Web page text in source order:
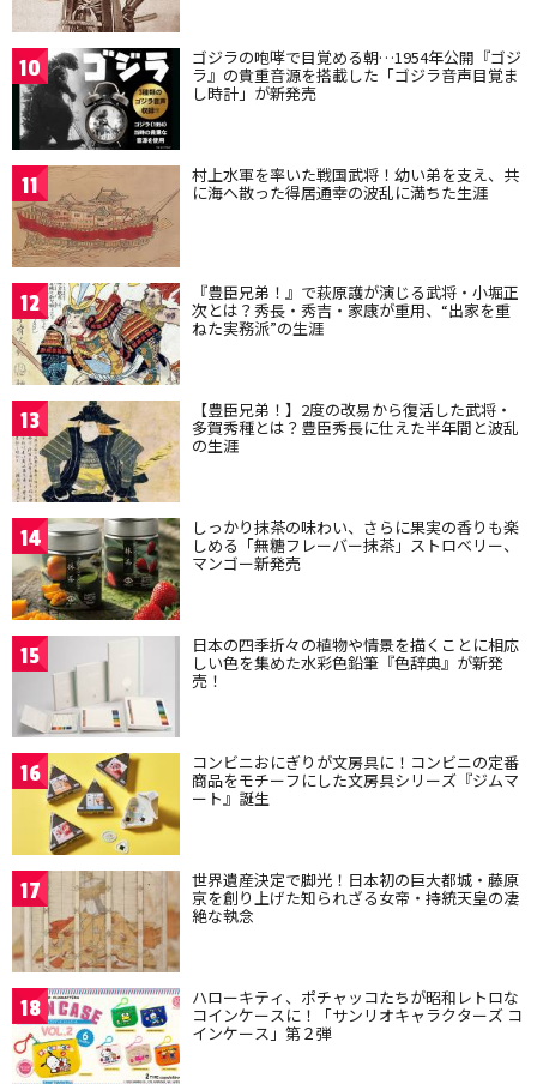
10 ゴジラの咆哮で目覚める朝…1954年公開『ゴジ
ラ』の貴重音源を搭載した「ゴジラ音声目覚ま
し時計」が新発売
11 村上水軍を率いた戦国武将！幼い弟を支え、共
に海へ散った得居通幸の波乱に満ちた生涯
12 『豊臣兄弟！』で萩原護が演じる武将・小堀正
次とは？秀長・秀吉・家康が重用、“出家を重
ねた実務派”の生涯
13 【豊臣兄弟！】2度の改易から復活した武将・
多賀秀種とは？豊臣秀長に仕えた半年間と波乱
の生涯
14 しっかり抹茶の味わい、さらに果実の香りも楽
しめる「無糖フレーバー抹茶」ストロベリー、
マンゴー新発売
15 日本の四季折々の植物や情景を描くことに相応
しい色を集めた水彩色鉛筆『色辞典』が新発
売！
16 コンビニおにぎりが文房具に！コンビニの定番
商品をモチーフにした文房具シリーズ『ジムマ
ート』誕生
17 世界遺産決定で脚光！日本初の巨大都城・藤原
京を創り上げた知られざる女帝・持統天皇の凄
絶な執念
18 ハローキティ、ポチャッコたちが昭和レトロな
コインケースに！「サンリオキャラクターズ コ
インケース」第２弾